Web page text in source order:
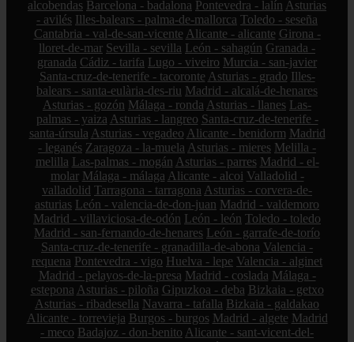
alcobendas Barcelona - badalona Pontevedra - lalín Asturias
- avilés Illes-balears - palma-de-mallorca Toledo - seseña
Cantabria - val-de-san-vicente Alicante - alicante Girona -
lloret-de-mar Sevilla - sevilla León - sahagún Granada -
granada Cádiz - tarifa Lugo - viveiro Murcia - san-javier
Santa-cruz-de-tenerife - tacoronte Asturias - grado Illes-
balears - santa-eulària-des-riu Madrid - alcalá-de-henares
Asturias - gozón Málaga - ronda Asturias - llanes Las-
palmas - yaiza Asturias - langreo Santa-cruz-de-tenerife -
santa-úrsula Asturias - vegadeo Alicante - benidorm Madrid
- leganés Zaragoza - la-muela Asturias - mieres Melilla -
melilla Las-palmas - mogán Asturias - parres Madrid - el-
molar Málaga - málaga Alicante - alcoi Valladolid -
valladolid Tarragona - tarragona Asturias - corvera-de-
asturias León - valencia-de-don-juan Madrid - valdemoro
Madrid - villaviciosa-de-odón León - león Toledo - toledo
Madrid - san-fernando-de-henares León - garrafe-de-torío
Santa-cruz-de-tenerife - granadilla-de-abona Valencia -
requena Pontevedra - vigo Huelva - lepe Valencia - alginet
Madrid - pelayos-de-la-presa Madrid - coslada Málaga -
estepona Asturias - piloña Gipuzkoa - deba Bizkaia - getxo
Asturias - ribadesella Navarra - tafalla Bizkaia - galdakao
Alicante - torrevieja Burgos - burgos Madrid - algete Madrid
- meco Badajoz - don-benito Alicante - sant-vicent-del-